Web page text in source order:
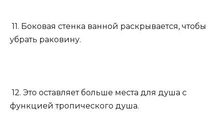
11. Боковая стенка ванной раскрывается, чтобы
убрать раковину.
12. Это оставляет больше места для душа с
функцией тропического душа.